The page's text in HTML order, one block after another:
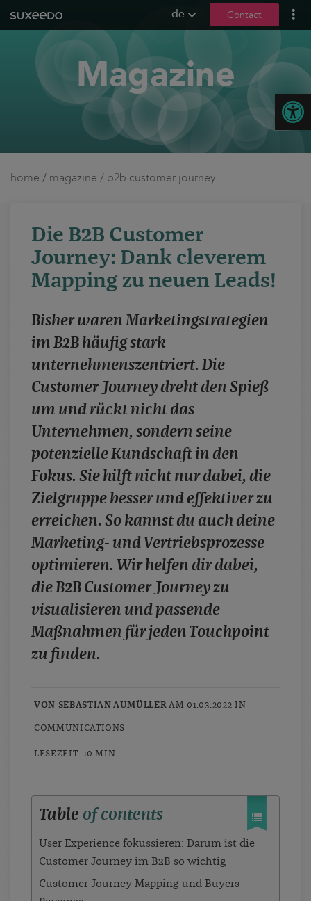
de Contact
what we do
leadgenerierung
content marketing
social media
b2b marketing
ux und conversions
about us
case studies
whitepaper
branchen
contact
Magazine
home / magazine / b2b customer journey
Die B2B Customer
Journey: Dank cleverem
Mapping zu neuen Leads!
Bisher waren Marketingstrategien
im B2B häufig stark
unternehmenszentriert. Die
Customer Journey dreht den Spieß
um und rückt nicht das
Unternehmen, sondern seine
potenzielle Kundschaft in den
Fokus. Sie hilft nicht nur dabei, die
Zielgruppe besser und effektiver zu
erreichen. So kannst du auch deine
Marketing- und Vertriebsprozesse
optimieren. Wir helfen dir dabei,
die B2B Customer Journey zu
visualisieren und passende
Maßnahmen für jeden Touchpoint
zu finden.
VON SEBASTIAN AUMÜLLER AM 01.03.2022 IN
COMMUNICATIONS
LESEZEIT: 10 MIN
Table of contents
User Experience fokussieren: Darum ist die
Customer Journey im B2B so wichtig
Customer Journey Mapping und Buyers